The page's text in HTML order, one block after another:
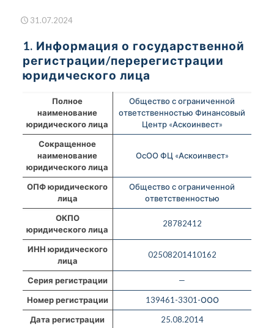
31.07.2024
1. Информация о государственной
регистрации/перерегистрации
юридического лица
Полное
наименование
юридического лица
Общество с ограниченной
ответственностью Финансовый
Центр «Аскоинвест»
Сокращенное
наименование
юридического лица
ОсОО ФЦ «Аскоинвест»
ОПФ юридического
лица
Общество с ограниченной
ответственностью
ОКПО
юридического лица
28782412
ИНН юридического
лица
02508201410162
Серия регистрации
—
Номер регистрации
139461-3301-ООО
Дата регистрации
25.08.2014